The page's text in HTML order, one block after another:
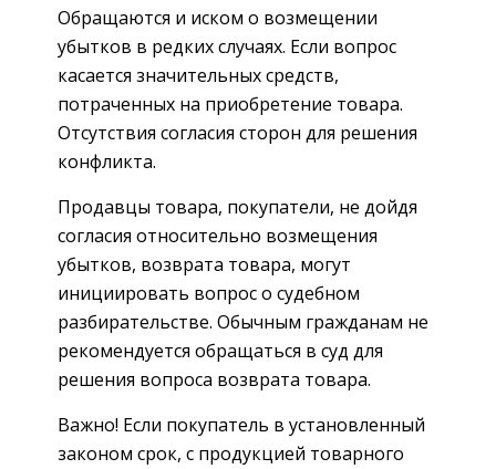
Обращаются и иском о возмещении
убытков в редких случаях. Если вопрос
касается значительных средств,
потраченных на приобретение товара.
Отсутствия согласия сторон для решения
конфликта.
Продавцы товара, покупатели, не дойдя
согласия относительно возмещения
убытков, возврата товара, могут
инициировать вопрос о судебном
разбирательстве. Обычным гражданам не
рекомендуется обращаться в суд для
решения вопроса возврата товара.
Важно! Если покупатель в установленный
законом срок, с продукцией товарного